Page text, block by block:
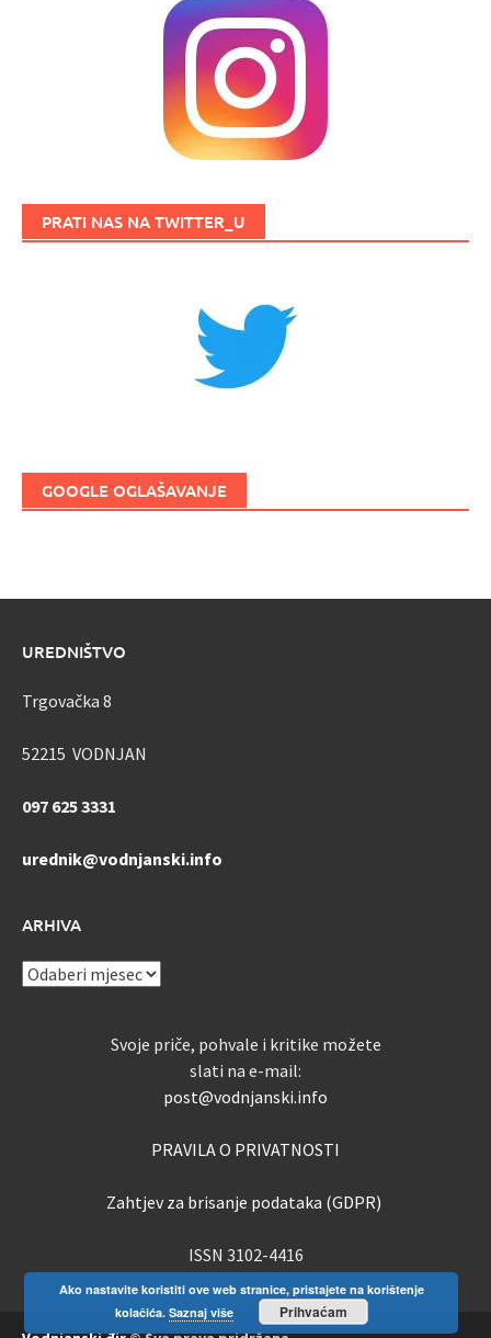
PRATI NAS NA TWITTER_U
GOOGLE OGLAŠAVANJE
UREDNIŠTVO
Trgovačka 8
52215 VODNJAN
097 625 3331
urednik@vodnjanski.info
ARHIVA
ARHIVA
Svoje priče, pohvale i kritike možete
slati na e-mail:
post@vodnjanski.info
PRAVILA O PRIVATNOSTI
Zahtjev za brisanje podataka (GDPR)
ISSN 3102-4416
Ako nastavite koristiti ove web stranice, pristajete na korištenje
kolačića. Saznaj više Prihvaćam